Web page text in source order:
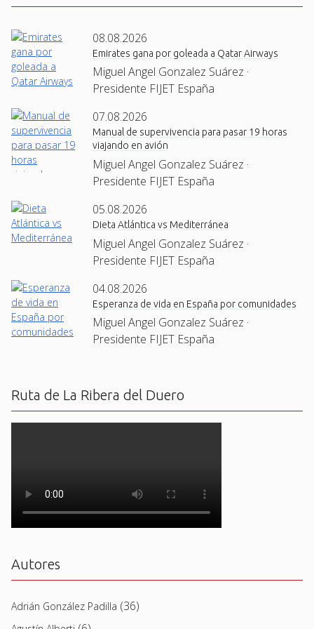
08.08.2026
Emirates gana por goleada a Qatar Airways
Miguel Angel Gonzalez Suárez ·
Presidente FIJET España
07.08.2026
Manual de supervivencia para pasar 19 horas
viajando en avión
Miguel Angel Gonzalez Suárez ·
Presidente FIJET España
05.08.2026
Dieta Atlántica vs Mediterránea
Miguel Angel Gonzalez Suárez ·
Presidente FIJET España
04.08.2026
Esperanza de vida en España por comunidades
Miguel Angel Gonzalez Suárez ·
Presidente FIJET España
Ruta de La Ribera del Duero
Autores
Adrián González Padilla (36)